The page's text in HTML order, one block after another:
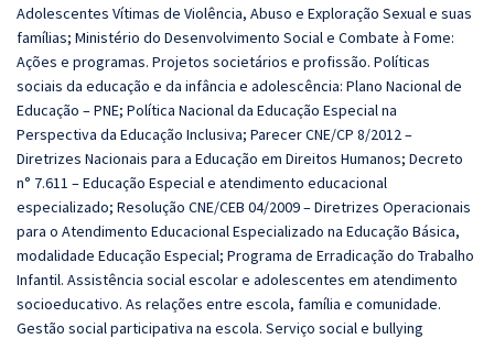
Adolescentes Vítimas de Violência, Abuso e Exploração Sexual e suas
famílias; Ministério do Desenvolvimento Social e Combate à Fome:
Ações e programas. Projetos societários e profissão. Políticas
sociais da educação e da infância e adolescência: Plano Nacional de
Educação – PNE; Política Nacional da Educação Especial na
Perspectiva da Educação Inclusiva; Parecer CNE/CP 8/2012 –
Diretrizes Nacionais para a Educação em Direitos Humanos; Decreto
n° 7.611 – Educação Especial e atendimento educacional
especializado; Resolução CNE/CEB 04/2009 – Diretrizes Operacionais
para o Atendimento Educacional Especializado na Educação Básica,
modalidade Educação Especial; Programa de Erradicação do Trabalho
Infantil. Assistência social escolar e adolescentes em atendimento
socioeducativo. As relações entre escola, família e comunidade.
Gestão social participativa na escola. Serviço social e bullying